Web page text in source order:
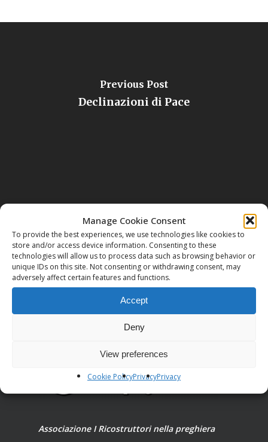
Manage Cookie Consent
To provide the best experiences, we use technologies like cookies to
store and/or access device information. Consenting to these
technologies will allow us to process data such as browsing behavior or
unique IDs on this site. Not consenting or withdrawing consent, may
adversely affect certain features and functions.
Accept
Deny
View preferences
Cookie PolicyPrivacyPrivacy
Previous Post
Declinazioni di Pace
Next Post
Chi era l'uomo della Sindone ?
Associazione I Ricostruttori nella preghiera